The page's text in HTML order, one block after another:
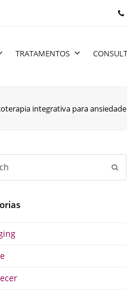
TRATAMENTOS
integrativa para ansiedade